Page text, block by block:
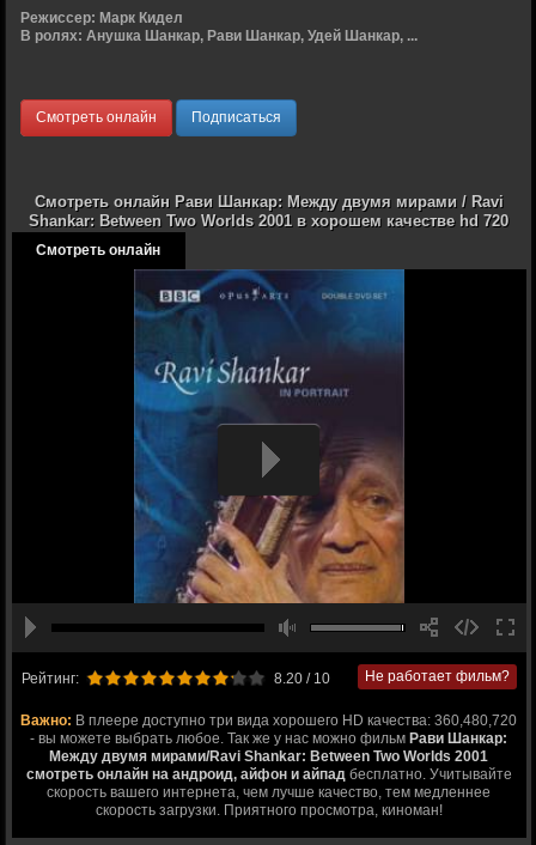
Режиссер: Марк Кидел
В ролях: Анушка Шанкар, Рави Шанкар, Удей Шанкар, ...
Смотреть онлайн Подписаться
Смотреть онлайн Рави Шанкар: Между двумя мирами / Ravi
Shankar: Between Two Worlds 2001 в хорошем качестве hd 720
Смотреть онлайн
Рейтинг: 8.20/ 10 Не работает фильм?
Важно: В плеере доступно три вида хорошего HD качества: 360,480,720
- вы можете выбрать любое. Так же у нас можно фильм Рави Шанкар:
Между двумя мирами/Ravi Shankar: Between Two Worlds 2001
смотреть онлайн на андроид, айфон и айпадбесплатно. Учитывайте
скорость вашего интернета, чем лучше качество, тем медленнее
скорость загрузки. Приятного просмотра, киноман!